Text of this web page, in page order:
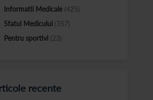
Informatii Medicale (425)
Sfatul Medicului (357)
Pentru sportivi (23)
recente